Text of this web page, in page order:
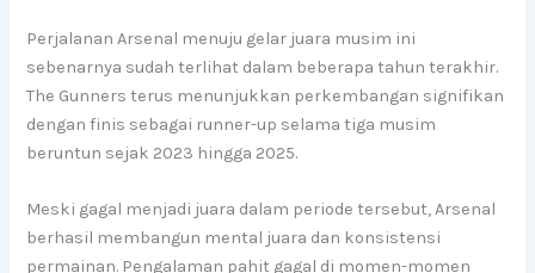
Perjalanan Arsenal menuju gelar juara musim ini
sebenarnya sudah terlihat dalam beberapa tahun terakhir.
The Gunners terus menunjukkan perkembangan signifikan
dengan finis sebagai runner-up selama tiga musim
beruntun sejak 2023 hingga 2025.
Meski gagal menjadi juara dalam periode tersebut, Arsenal
berhasil membangun mental juara dan konsistensi
permainan. Pengalaman pahit gagal di momen-momen